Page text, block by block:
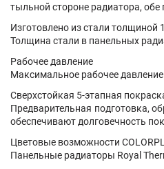
тыльной стороне радиатора,
Изготовлено из стали толщиной
Толщина стали в панельных
Рабочее давление
Максимальное рабочее
Сверхстойкая 5-этапная
Предварительная подготовка,
обеспечивают долговечность
Цветовые возможности
Панельные радиаторы Royal